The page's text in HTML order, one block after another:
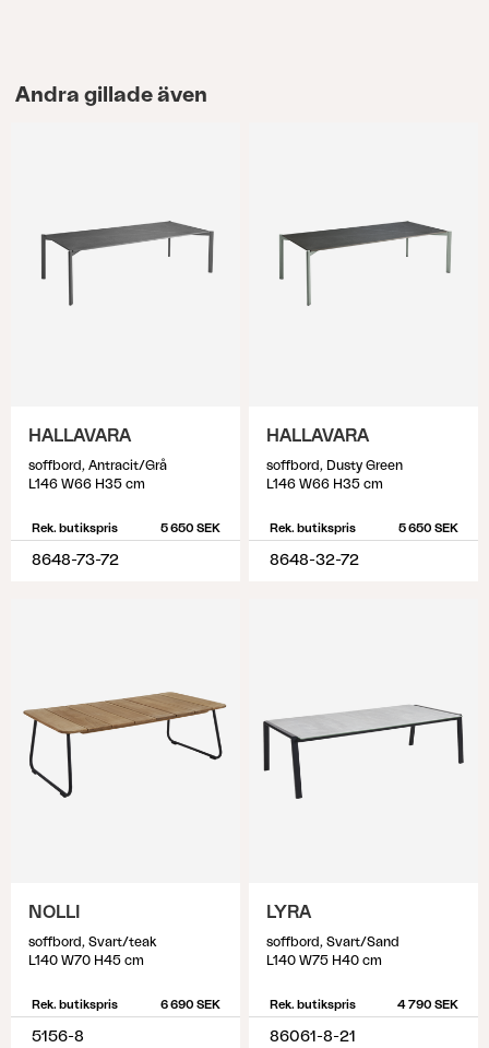
Andra gillade även
HALLAVARA
soffbord, Antracit/Grå
L146 W66 H35 cm
Rek. butikspris 5 650 SEK
8648-73-72
HALLAVARA
soffbord, Dusty Green
L146 W66 H35 cm
Rek. butikspris 5 650 SEK
8648-32-72
NOLLI
soffbord, Svart/teak
L140 W70 H45 cm
Rek. butikspris 6 690 SEK
5156-8
LYRA
soffbord, Svart/Sand
L140 W75 H40 cm
Rek. butikspris 4 790 SEK
86061-8-21